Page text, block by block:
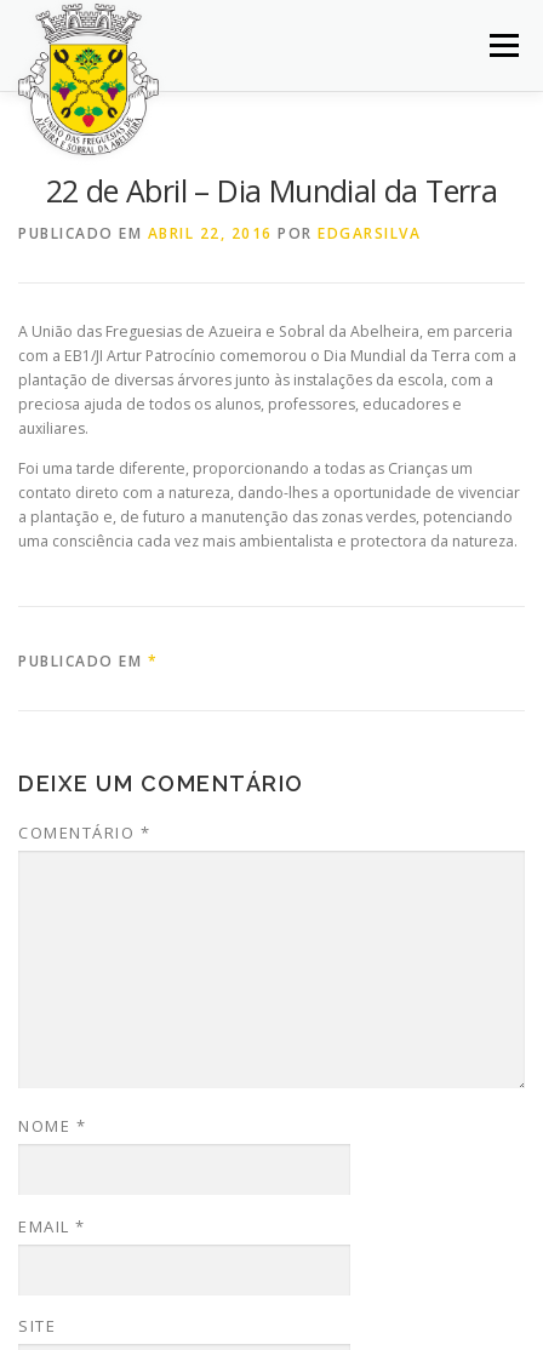
Saltar
conteúdo
Menu
INÍCIO JUNTA DE FREGUESIA
BALCÃO VIRTUAL NOTÍCIAS MAPA
22 de Abril – Dia Mundial da Terra
PUBLICADO EM ABRIL 22, 2016 POR EDGARSILVA
A União das Freguesias de Azueira e Sobral da Abelheira, em parceria
com a EB1/JI Artur Patrocínio comemorou o Dia Mundial da Terra com a
plantação de diversas árvores junto às instalações da escola, com a
preciosa ajuda de todos os alunos, professores, educadores e
auxiliares.
Foi uma tarde diferente, proporcionando a todas as Crianças um
contato direto com a natureza, dando-lhes a oportunidade de vivenciar
a plantação e, de futuro a manutenção das zonas verdes, potenciando
uma consciência cada vez mais ambientalista e protectora da natureza.
PUBLICADO EM *
DEIXE UM COMENTÁRIO
COMENTÁRIO *
NOME *
EMAIL *
SITE